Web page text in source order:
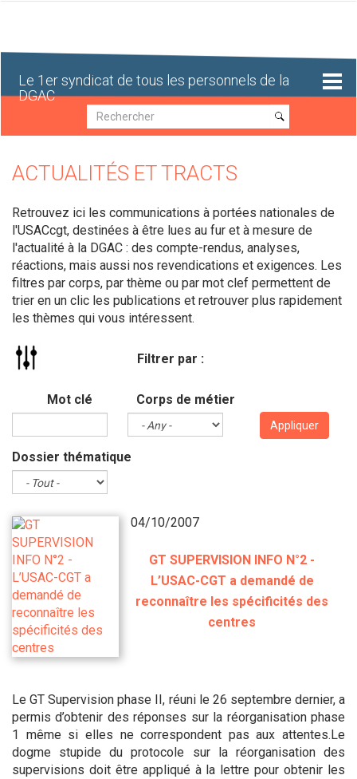
Le 1er syndicat de tous les personnels de la
DGAC
Recherche
Recherche
ACTUALITÉS ET TRACTS
Retrouvez ici les communications à portées nationales de
l'USACcgt, destinées à être lues au fur et à mesure de
l'actualité à la DGAC : des compte-rendus, analyses,
réactions, mais aussi nos revendications et exigences. Les
filtres par corps, par thème ou par mot clef permettent de
trier en un clic les publications et retrouver plus rapidement
les thèmes qui vous intéressent.
Filtrer par :
Mot clé Corps de métier
Dossier thématique
Appliquer
04/10/2007
GT SUPERVISION INFO N°2 -
L’USAC-CGT a demandé de
reconnaître les spécificités des
centres
Le GT Supervision phase II, réuni le 26 septembre dernier, a
permis d’obtenir des réponses sur la réorganisation phase
1 même si elles ne correspondent pas aux attentes.Le
dogme stupide du protocole sur la réorganisation des
supervisions doit être appliqué à la lettre pour obtenir les